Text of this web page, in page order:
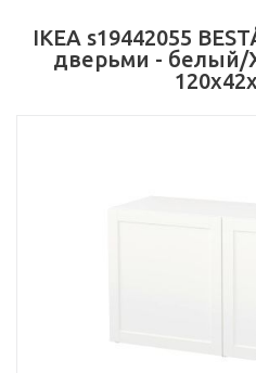
IKEA s19442055
дверьми - белый/